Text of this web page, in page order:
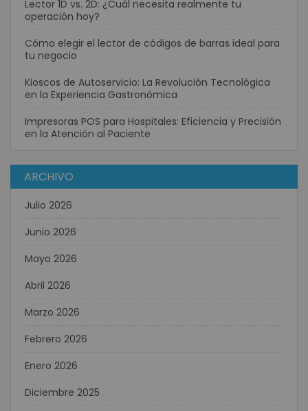
Lector 1D vs. 2D: ¿Cuál necesita realmente tu
operación hoy?
Cómo elegir el lector de códigos de barras ideal para
tu negocio
Kioscos de Autoservicio: La Revolución Tecnológica
en la Experiencia Gastronómica
Impresoras POS para Hospitales: Eficiencia y Precisión
en la Atención al Paciente
ARCHIVO
Julio 2026
Junio 2026
Mayo 2026
Abril 2026
Marzo 2026
Febrero 2026
Enero 2026
Diciembre 2025